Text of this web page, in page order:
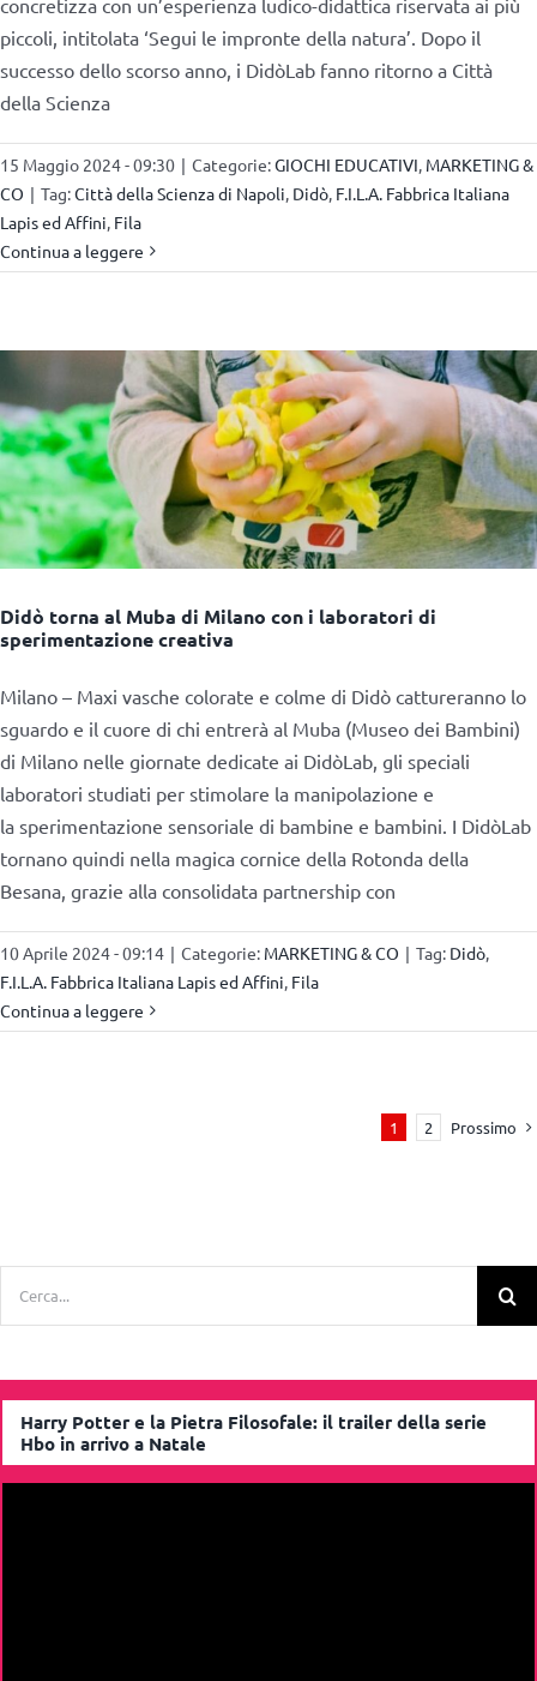
piccoli, intitolata ‘Segui le impronte della natura’. Dopo il
successo dello scorso anno, i DidòLab fanno ritorno a Città
della Scienza
15 Maggio 2024 - 09:30 | Categorie:GIOCHI EDUCATIVI, MARKETING &
CO | Tag:Città della Scienza di Napoli, Didò, F.I.L.A. Fabbrica Italiana
Lapis ed Affini, Fila
Continua a leggere
Didò torna al Muba di Milano con i laboratori di
sperimentazione creativa
Milano – Maxi vasche colorate e colme di Didò cattureranno lo
sguardo e il cuore di chi entrerà al Muba (Museo dei Bambini)
di Milano nelle giornate dedicate ai DidòLab, gli speciali
laboratori studiati per stimolare la manipolazione e
la sperimentazione sensoriale di bambine e bambini. I DidòLab
tornano quindi nella magica cornice della Rotonda della
Besana, grazie alla consolidata partnership con
10 Aprile 2024 - 09:14 | Categorie: MARKETING & CO | Tag: Didò,
F.I.L.A. Fabbrica Italiana Lapis ed Affini, Fila
Continua a leggere
1 2 Prossimo
Harry Potter e la Pietra Filosofale: il trailer della serie
Hbo in arrivo a Natale